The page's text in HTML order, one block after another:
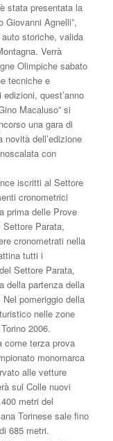
stata presentata la
Giovanni Agnelli”,
storiche, valida
Verrà
Olimpiche sabato
tecniche e
quest’anno
Macaluso” si
una gara di
dell’edizione
con
iscritti al Settore
cronometrici
prima delle Prove
Parata,
cronometrati nella
tutti i
Settore Parata,
della partenza della
pomeriggio della
nelle zone
2006.
come terza prova
monomarca
alle vetture
sul Colle nuovi
metri del
Torinese sale fino
685 metri.